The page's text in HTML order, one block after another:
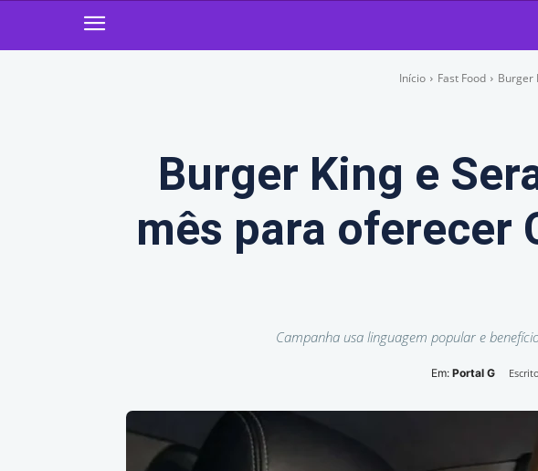
Início Fast Food Burger
Burger King e
mês para oferecer
Campanha usa linguagem popular e
Em: Portal G